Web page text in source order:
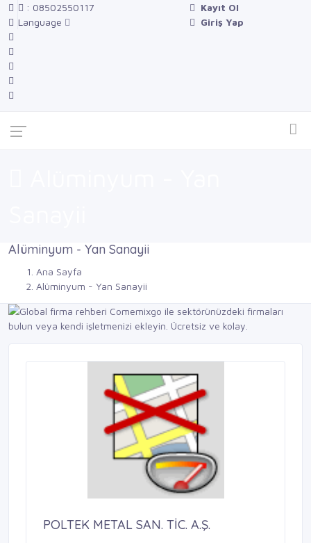
: 08502550117
Language
Kayıt Ol
Giriş Yap
Alüminyum - Yan Sanayii
Ana Sayfa
Alüminyum - Yan Sanayii
POLTEK METAL SAN. TİC. A.Ş.